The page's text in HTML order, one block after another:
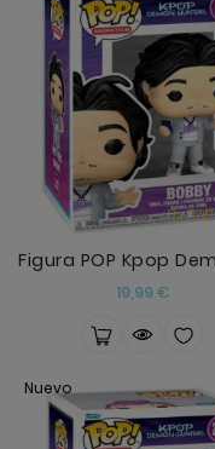
19,99 €Precio
Nuevo